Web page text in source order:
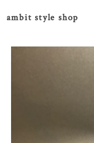
ambit style shop